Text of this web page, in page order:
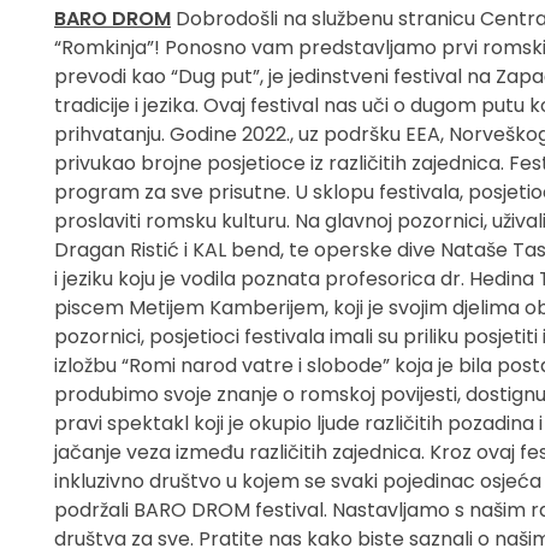
BARO DROM Dobrodošli na službenu stranicu
“Romkinja”! Ponosno vam predstavljamo prvi
prevodi kao “Dug put”, je jedinstveni festival na
tradicije i jezika. Ovaj festival nas uči o dugom putu
prihvatanju. Godine 2022., uz podršku EEA,
privukao brojne posjetioce iz različitih zajednica.
program za sve prisutne. U sklopu festivala,
proslaviti romsku kulturu. Na glavnoj pozornici,
Dragan Ristić i KAL bend, te operske dive Nataše
i jeziku koju je vodila poznata profesorica dr.
piscem Metijem Kamberijem, koji je svojim djelima
pozornici, posjetioci festivala imali su priliku posjetiti
izložbu “Romi narod vatre i slobode” koja je bila
produbimo svoje znanje o romskoj povijesti,
pravi spektakl koji je okupio ljude različitih
jačanje veza između različitih zajednica. Kroz ovaj
inkluzivno društvo u kojem se svaki pojedinac
podržali BARO DROM festival. Nastavljamo s
društva za sve. Pratite nas kako biste saznali o